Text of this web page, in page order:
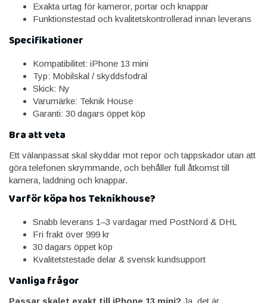
Exakta urtag för kameror, portar och knappar
Funktionstestad och kvalitetskontrollerad innan leverans
Specifikationer
Kompatibilitet: iPhone 13 mini
Typ: Mobilskal / skyddsfodral
Skick: Ny
Varumärke: Teknik House
Garanti: 30 dagars öppet köp
Bra att veta
Ett välanpassat skal skyddar mot repor och tappskador utan att
göra telefonen skrymmande, och behåller full åtkomst till
kamera, laddning och knappar.
Varför köpa hos Teknikhouse?
Snabb leverans 1–3 vardagar med PostNord & DHL
Fri frakt över 999 kr
30 dagars öppet köp
Kvalitetstestade delar & svensk kundsupport
Vanliga frågor
Passar skalet exakt till iPhone 13 mini? Ja, det är